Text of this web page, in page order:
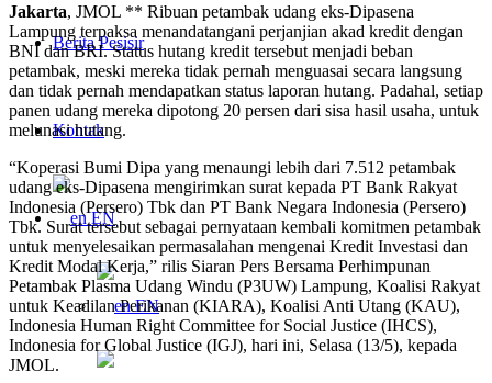
Berita Pesisir
Kontak
EN
EN
Jakarta, JMOL ** Ribuan petambak udang eks-Dipasena
Lampung terpaksa menandatangani perjanjian akad kredit dengan
BNI dan BRI. Status hutang kredit tersebut menjadi beban
petambak, meski mereka tidak pernah menguasai secara langsung
dan tidak pernah mendapatkan status laporan hutang. Padahal, setiap
panen udang mereka dipotong 20 persen dari sisa hasil usaha, untuk
melunasi hutang.
“Koperasi Bumi Dipa yang menaungi lebih dari 7.512 petambak
udang eks-Dipasena mengirimkan surat kepada PT Bank Rakyat
Indonesia (Persero) Tbk dan PT Bank Negara Indonesia (Persero)
Tbk. Surat tersebut sebagai pernyataan kembali komitmen petambak
untuk menyelesaikan permasalahan mengenai Kredit Investasi dan
Kredit Modal Kerja,” rilis Siaran Pers Bersama Perhimpunan
Petambak Plasma Udang Windu (P3UW) Lampung, Koalisi Rakyat
untuk Keadilan Perikanan (KIARA), Koalisi Anti Utang (KAU),
Indonesia Human Right Committee for Social Justice (IHCS),
Indonesia for Global Justice (IGJ), hari ini, Selasa (13/5), kepada
JMOL.